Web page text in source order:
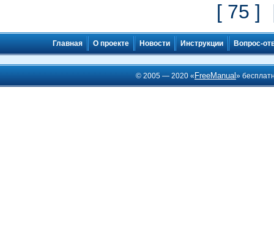
[ 75 ]
Главная О проекте Новости Инструкции Вопрос-
© 2005 — 2020 « FreeManual»